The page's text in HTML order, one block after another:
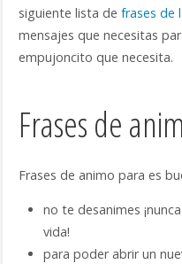
siguiente lista de frases de
mensajes que necesitas
empujoncito que necesita.
Frases de
Frases de animo para es
no te desanimes
vida!
para poder abrir un